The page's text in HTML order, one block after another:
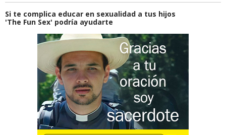
Si te complica educar en sexualidad a tus hijos
'The Fun Sex' podría ayudarte